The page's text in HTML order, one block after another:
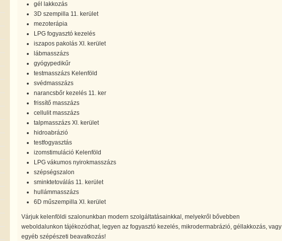
gél lakkozás
3D szempilla 11. kerület
mezoterápia
LPG fogyasztó kezelés
iszapos pakolás XI. kerület
lábmasszázs
gyógypedikűr
testmasszázs Kelenföld
svédmasszázs
narancsbőr kezelés 11. ker
frissítő masszázs
cellulit masszázs
talpmasszázs XI. kerület
hidroabrázió
testfogyasztás
izomstimuláció Kelenföld
LPG vákumos nyirokmasszázs
szépségszalon
sminktetoválás 11. kerület
hullámmasszázs
6D műszempilla XI. kerület
Várjuk kelenföldi szalonunkban modern szolgáltatásainkkal, melyekről bővebben
weboldalunkon tájékozódhat, legyen az fogyasztó kezelés, mikrodermabrázió, géllakkozás, vagy
egyéb szépészeti beavatkozás!